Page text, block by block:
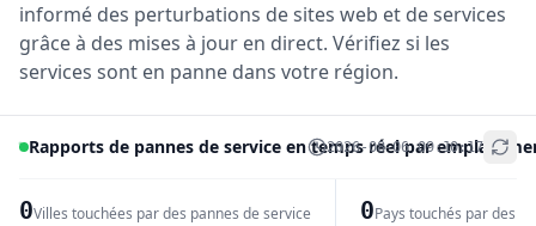
informé des perturbations de sites web et de services
grâce à des mises à jour en direct. Vérifiez si les
services sont en panne dans votre région.
Rapports de pannes de service en temps réel par
2026-08-06 09:10:17
0Villes touchées par des pannes de service 0Pays touchés par des
+